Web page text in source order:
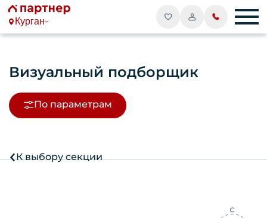
Курган
Визуальный подборщик
По параметрам
К выбору секции